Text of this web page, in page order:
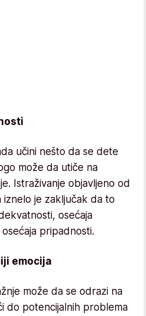
učini nešto da se dete
može da utiče na
Istraživanje objavljeno od
je zaključak da to
osećaja
pripadnosti.
emocija
može da se odrazi na
do potencijalnih problema